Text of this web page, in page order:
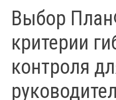
Выбор
критерии
контроля